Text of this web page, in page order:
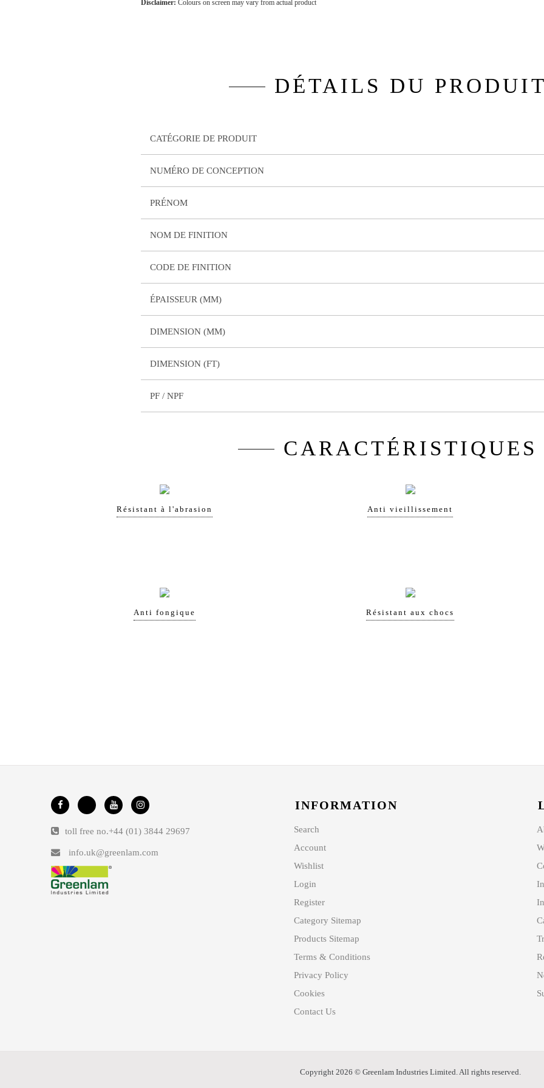
Disclaimer: Colours on screen may vary from actual product
DÉTAILS DU PRODUIT
CATÉGORIE DE PRODUIT
NUMÉRO DE CONCEPTION
PRÉNOM
NOM DE FINITION
CODE DE FINITION
ÉPAISSEUR (MM)
DIMENSION (MM)
DIMENSION (FT)
PF / NPF
CARACTÉRISTIQUES
Résistant à l'abrasion Anti vieillissement
Anti fongique Résistant aux chocs
toll free no.+44 (01) 3844 29697
info.uk@greenlam.com
INFORMATION
Search
Account
Wishlist
Login
Register
Category Sitemap
Products Sitemap
Terms & Conditions
Privacy Policy
Cookies
Contact Us
Copyright 2026 © Greenlam Industries Limited. All rights reserved.